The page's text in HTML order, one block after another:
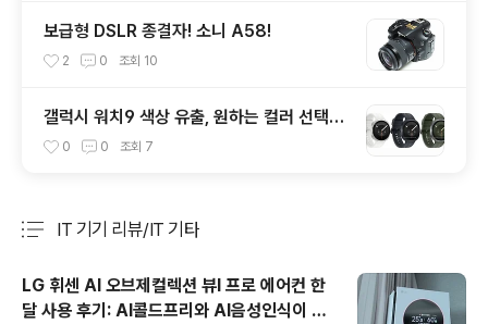
보급형 DSLR 종결자! 소니 A58!
2 0 조회 10
갤럭시 워치9 색상 유출, 원하는 컬러 선택하
면 스트랩도 함께 정해진다?
0 0 조회 7
IT 기기 리뷰/IT 기타
LG 휘센 AI 오브제컬렉션 뷰I 프로 에어컨 한
달 사용 후기: AI콜드프리와 AI음성인식이 가